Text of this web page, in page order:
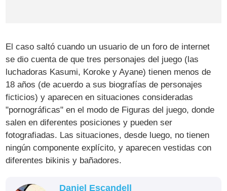
El caso saltó cuando un usuario de un foro de internet
se dio cuenta de que tres personajes del juego (las
luchadoras Kasumi, Koroke y Ayane) tienen menos de
18 años (de acuerdo a sus biografías de personajes
ficticios) y aparecen en situaciones consideradas
"pornográficas" en el modo de Figuras del juego, donde
salen en diferentes posiciones y pueden ser
fotografiadas. Las situaciones, desde luego, no tienen
ningún componente explícito, y aparecen vestidas con
diferentes bikinis y bañadores.
Daniel Escandell